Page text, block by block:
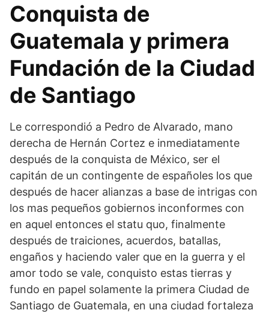
Conquista de
Guatemala y primera
Fundación de la Ciudad
de Santiago
Le correspondió a Pedro de Alvarado, mano
derecha de Hernán Cortez e inmediatamente
después de la conquista de México, ser el
capitán de un contingente de españoles los que
después de hacer alianzas a base de intrigas con
los mas pequeños gobiernos inconformes con
en aquel entonces el statu quo, finalmente
después de traiciones, acuerdos, batallas,
engaños y haciendo valer que en la guerra y el
amor todo se vale, conquisto estas tierras y
fundo en papel solamente la primera Ciudad de
Santiago de Guatemala, en una ciudad fortaleza